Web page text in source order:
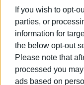
If you wish to opt-
parties, or
information for
the below opt-out
Please note that
processed you
ads based on
σκανάροντας την
θα είναι εύκολα
επιδομάτων,
δικαιούται ο εκάστοτε
Η Ψηφιακή Κάρτα